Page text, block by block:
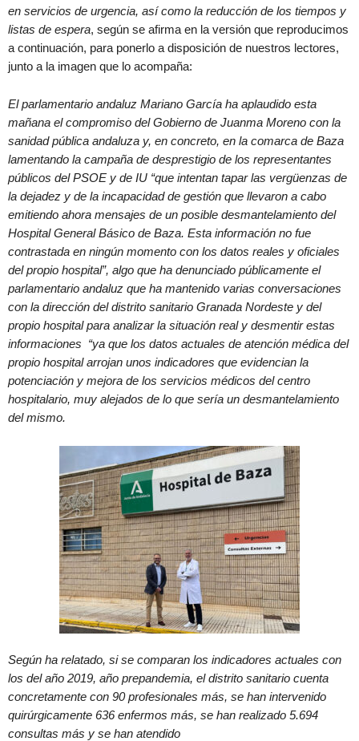
en servicios de urgencia, así como la reducción de los tiempos y
listas de espera, según se afirma en la versión que reproducimos
a continuación, para ponerlo a disposición de nuestros lectores,
junto a la imagen que lo acompaña:
El parlamentario andaluz Mariano García ha aplaudido esta
mañana el compromiso del Gobierno de Juanma Moreno con la
sanidad pública andaluza y, en concreto, en la comarca de Baza
lamentando la campaña de desprestigio de los representantes
públicos del PSOE y de IU “que intentan tapar las vergüenzas de
la dejadez y de la incapacidad de gestión que llevaron a cabo
emitiendo ahora mensajes de un posible desmantelamiento del
Hospital General Básico de Baza. Esta información no fue
contrastada en ningún momento con los datos reales y oficiales
del propio hospital”, algo que ha denunciado públicamente el
parlamentario andaluz que ha mantenido varias conversaciones
con la dirección del distrito sanitario Granada Nordeste y del
propio hospital para analizar la situación real y desmentir estas
informaciones “ya que los datos actuales de atención médica del
propio hospital arrojan unos indicadores que evidencian la
potenciación y mejora de los servicios médicos del centro
hospitalario, muy alejados de lo que sería un desmantelamiento
del mismo.
Según ha relatado, si se comparan los indicadores actuales con
los del año 2019, año prepandemia, el distrito sanitario cuenta
concretamente con 90 profesionales más, se han intervenido
quirúrgicamente 636 enfermos más, se han realizado 5.694
consultas más y se han atendido